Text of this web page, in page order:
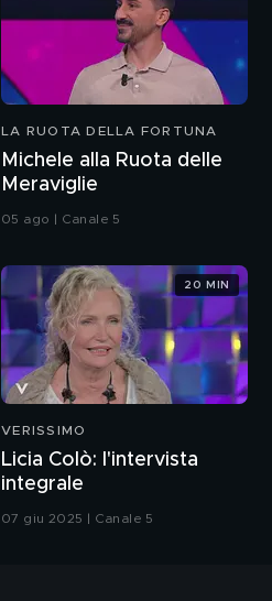
LA RUOTA DELLA FORTUNA
Michele alla Ruota delle
Meraviglie
05 ago | Canale 5
VERISSIMO
Licia Colò: l'intervista
integrale
07 giu 2025 | Canale 5
20 MIN